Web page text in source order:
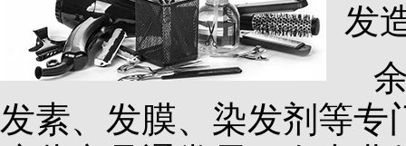
发
发素、发膜、染发剂等